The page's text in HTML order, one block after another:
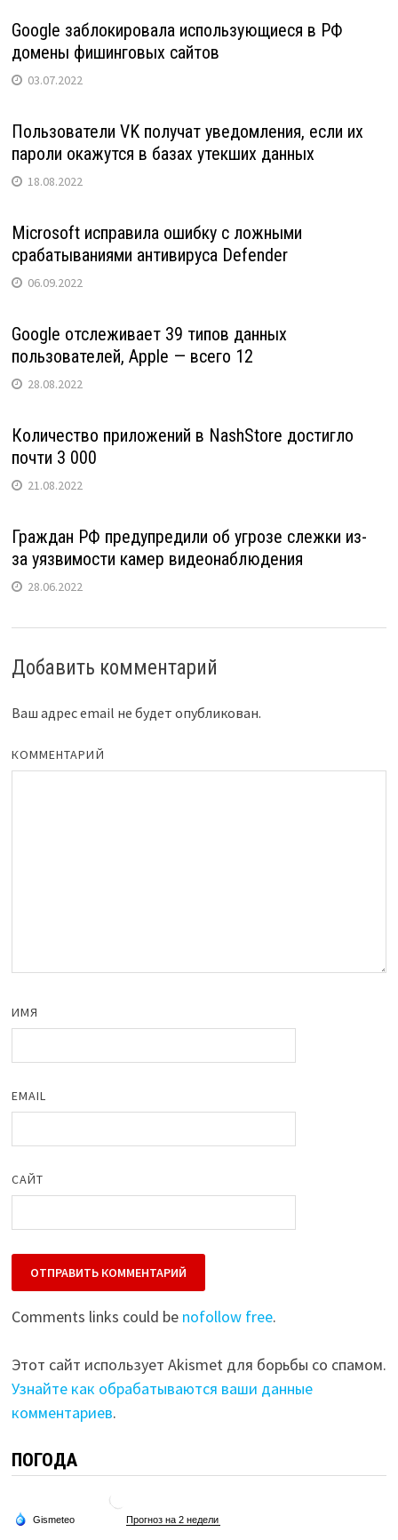
Google заблокировала использующиеся в РФ
домены фишинговых сайтов
03.07.2022
Пользователи VK получат уведомления, если их
пароли окажутся в базах утекших данных
18.08.2022
Microsoft исправила ошибку с ложными
срабатываниями антивируса Defender
06.09.2022
Google отслеживает 39 типов данных
пользователей, Apple — всего 12
28.08.2022
Количество приложений в NashStore достигло
почти 3 000
21.08.2022
Граждан РФ предупредили об угрозе слежки из-
за уязвимости камер видеонаблюдения
28.06.2022
Добавить комментарий
Ваш адрес email не будет опубликован.
КОММЕНТАРИЙ
ИМЯ
EMAIL
САЙТ
Comments links could be nofollow free.
Этот сайт использует Akismet для борьбы со спамом.
Узнайте как обрабатываются ваши данные
комментариев.
ПОГОДА